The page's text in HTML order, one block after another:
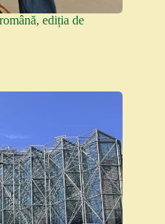
ediția de